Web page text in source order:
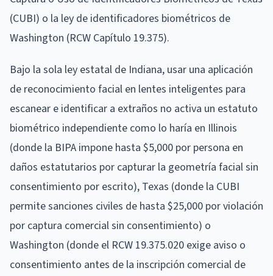
(CUBI) o la ley de identificadores biométricos de
Washington (RCW Capítulo 19.375).
Bajo la sola ley estatal de Indiana, usar una aplicación
de reconocimiento facial en lentes inteligentes para
escanear e identificar a extraños no activa un estatuto
biométrico independiente como lo haría en Illinois
(donde la BIPA impone hasta $5,000 por persona en
daños estatutarios por capturar la geometría facial sin
consentimiento por escrito), Texas (donde la CUBI
permite sanciones civiles de hasta $25,000 por violación
por captura comercial sin consentimiento) o
Washington (donde el RCW 19.375.020 exige aviso o
consentimiento antes de la inscripción comercial de